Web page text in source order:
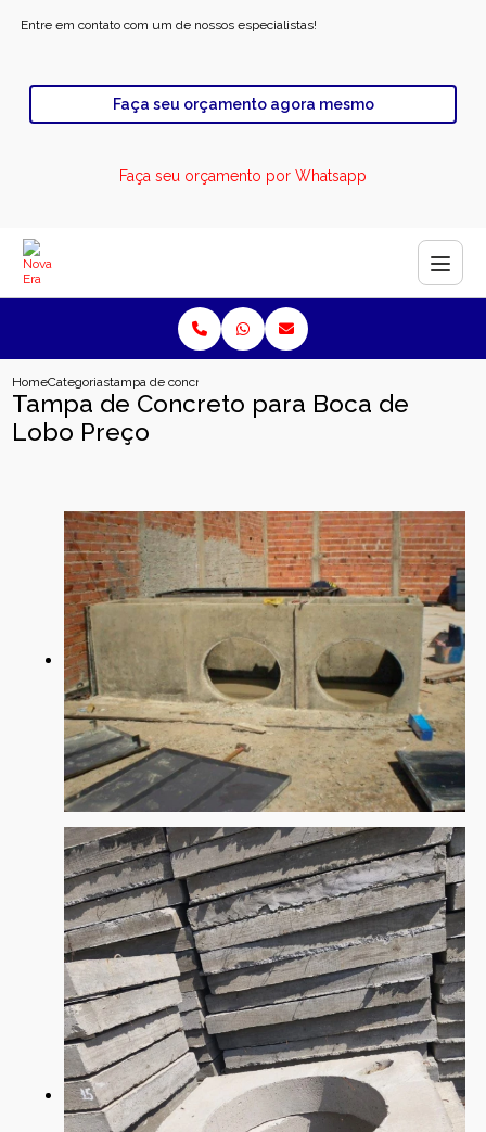
Entre em contato com um de nossos especialistas!
Faça seu orçamento agora mesmo
Faça seu orçamento por Whatsapp
HomeCategoriastampa de concreto para boca de lobo preco
Tampa de Concreto para Boca de
Lobo Preço